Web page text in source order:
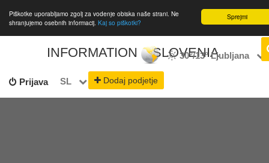
Sprejmi
Piškotke uporabljamo zgolj za vodenje obiska naše strani. Ne
shranjujemo osebnih informacij. Kaj so piškotki?
Prijava
INFORMATION SLOVENIA
SL Dodaj podjetje
30°/13° Ljubljana